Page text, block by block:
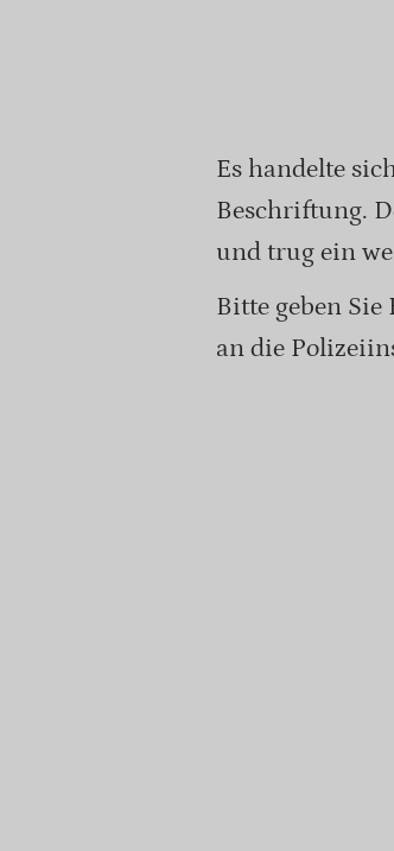
Es handelte
Beschriftung.
und trug ein
Bitte geben
an die